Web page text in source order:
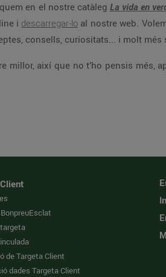
en el nostre catàleg La vida en
i descarregar-lo al nostre web.
consells, curiositats... i molt més
millor, així que no t’ho pensis més,
de Targeta Client
dades Targeta Client